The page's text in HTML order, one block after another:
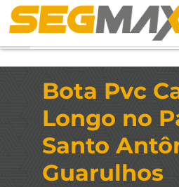
Bota Pvc
Longo no
Santo
Guarulhos